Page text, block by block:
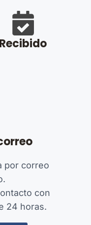
Recibido
por correo
con
24 horas.